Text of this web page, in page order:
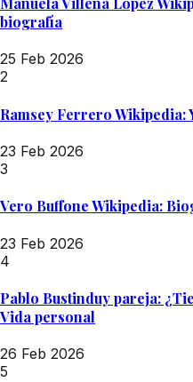
biografía
25 Feb 2026
2
Ramsey Ferrero Wikipedia:
23 Feb 2026
3
Vero Buffone Wikipedia:
23 Feb 2026
4
Pablo Bustinduy pareja:
Vida personal
26 Feb 2026
5